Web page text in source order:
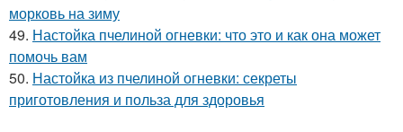
морковь на зиму
49. Настойка пчелиной огневки: что это и как она может
помочь вам
50. Настойка из пчелиной огневки: секреты
приготовления и польза для здоровья